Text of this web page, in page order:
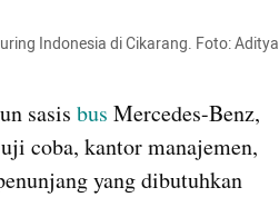
Indonesia di Cikarang. Foto: Aditya
sasis bus Mercedes-Benz,
coba, kantor manajemen,
yang dibutuhkan